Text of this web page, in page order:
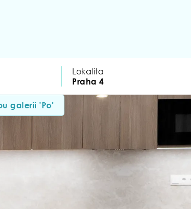
Lokalita
Praha 4
galerii 'Po'